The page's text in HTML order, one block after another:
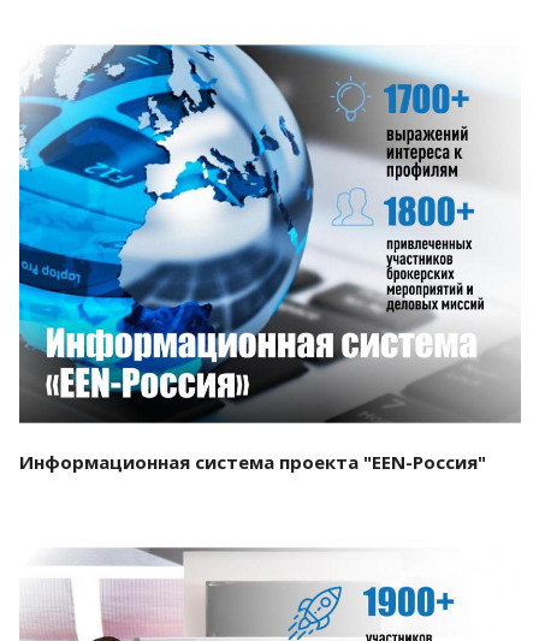
Смотреть проект
Информационная система проекта "EEN-Россия"